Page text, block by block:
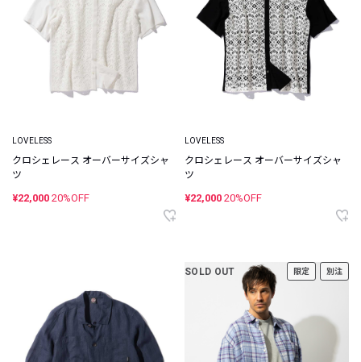
LOVELESS
クロシェレース オーバーサイズシャ
ツ
¥22,000 20%OFF
LOVELESS
クロシェレース オーバーサイズシャ
ツ
¥22,000 20%OFF
SOLD OUT 限定 別注